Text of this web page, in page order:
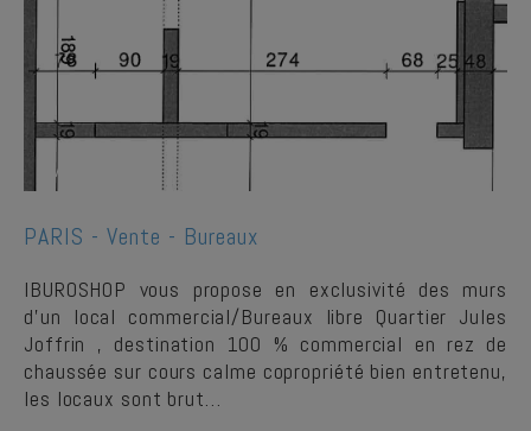
/
PARIS - Vente - Bureaux
IBUROSHOP vous propose en exclusivité des murs
d'un local commercial/Bureaux libre Quartier Jules
Joffrin , destination 100 % commercial en rez de
chaussée sur cours calme copropriété bien entretenu,
les locaux sont brut…